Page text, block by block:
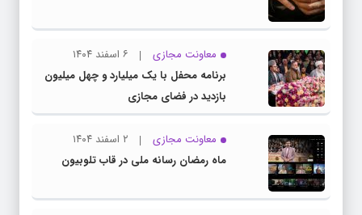
معاونت مجازی
۶ اسفند ۱۴۰۴
برنامه محفل با یک میلیارد و چهل میلیون
بازدید در فضای مجازی
معاونت مجازی
۲ اسفند ۱۴۰۴
ماه رمضان رسانه ملی در قاب تلوبیون